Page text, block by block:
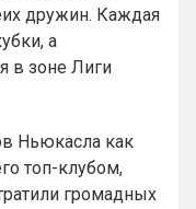
дружин. Каждая
а
в зоне Лиги
Ньюкасла как
топ-клубом,
громадных